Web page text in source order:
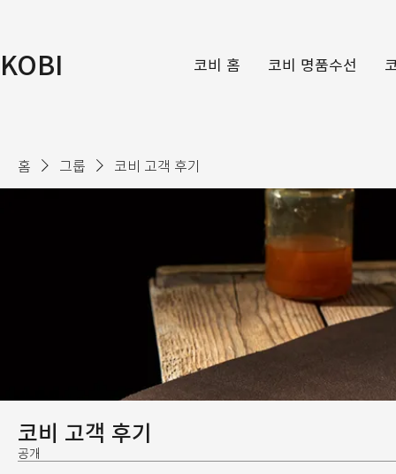
KOBI 코비 홈 코비 명품수선
홈 그룹 코비 고객 후기
코비 고객 후기
공개